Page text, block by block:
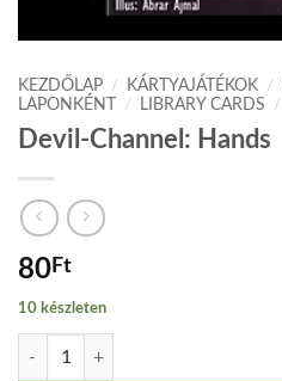
KEZDŐLAP / KÁRTYAJÁTÉKOK /
LAPONKÉNT
/ LIBRARY CARDS /
Devil-Channel: Hands
80Ft
10 készleten
Devil-Channel: Hands mennyiség